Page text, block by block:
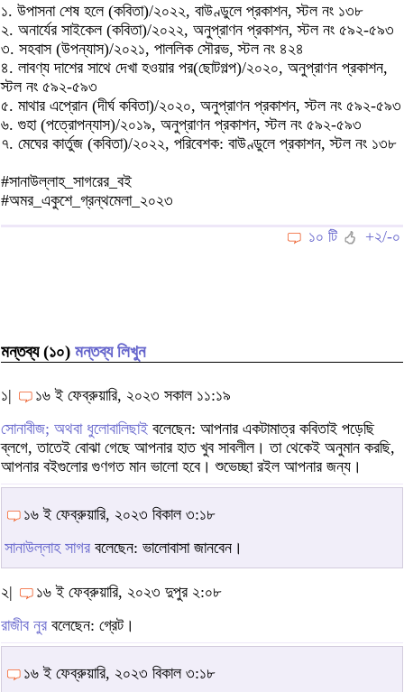
১. উপাসনা শেষ হলে (কবিতা)/২০২২, বাউণ্ডুলে প্রকাশন, স্টল নং ১৩৮
২. অনার্যের সাইকেল (কবিতা)/২০২২, অনুপ্রাণন প্রকাশন, স্টল নং ৫৯২-৫৯৩
৩. সহবাস (উপন্যাস)/২০২১, পাললিক সৌরভ, স্টল নং ৪২৪
৪. লাবণ্য দাশের সাথে দেখা হওয়ার পর(ছোটগল্প)/২০২০, অনুপ্রাণন প্রকাশন,
স্টল নং ৫৯২-৫৯৩
৫. মাথার এপ্রোন (দীর্ঘ কবিতা)/২০২০, অনুপ্রাণন প্রকাশন, স্টল নং ৫৯২-৫৯৩
৬. গুহা (পত্রোপন্যাস)/২০১৯, অনুপ্রাণন প্রকাশন, স্টল নং ৫৯২-৫৯৩
৭. মেঘের কার্তুজ (কবিতা)/২০২২, পরিবেশক: বাউণ্ডুলে প্রকাশন, স্টল নং ১৩৮
#সানাউল্লাহ_সাগরের_বই
#অমর_একুশে_গ্রন্থমেলা_২০২৩
১০ টি
+২/-০
মন্তব্য (১০) মন্তব্য লিখুন
১|
১৬ ই ফেব্রুয়ারি, ২০২৩ সকাল ১১:১৯
সোনাবীজ; অথবা ধুলোবালিছাই বলেছেন: আপনার একটামাত্র কবিতাই পড়েছি
ব্লগে, তাতেই বোঝা গেছে আপনার হাত খুব সাবলীল। তা থেকেই অনুমান করছি,
আপনার বইগুলোর গুণগত মান ভালো হবে। শুভেচ্ছা রইল আপনার জন্য।
১৬ ই ফেব্রুয়ারি, ২০২৩ বিকাল ৩:১৮
সানাউল্লাহ সাগর বলেছেন: ভালোবাসা জানবেন।
২|
১৬ ই ফেব্রুয়ারি, ২০২৩ দুপুর ২:০৮
রাজীব নুর বলেছেন: গ্রেট।
১৬ ই ফেব্রুয়ারি, ২০২৩ বিকাল ৩:১৮